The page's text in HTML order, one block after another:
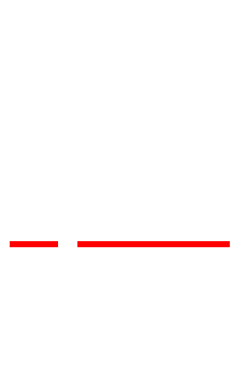
Flpa.ro